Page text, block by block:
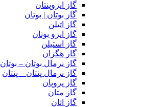
گاز ایزوپنتان
گاز بوتان | بوتان
گاز اتیلن
گاز ایزو بوتان
گاز استیلن
گاز هگزان
گاز نرمال بوتان – بوتان
گاز نرمال پنتان – پنتان
گاز پروپان
گاز متان
گاز اتان